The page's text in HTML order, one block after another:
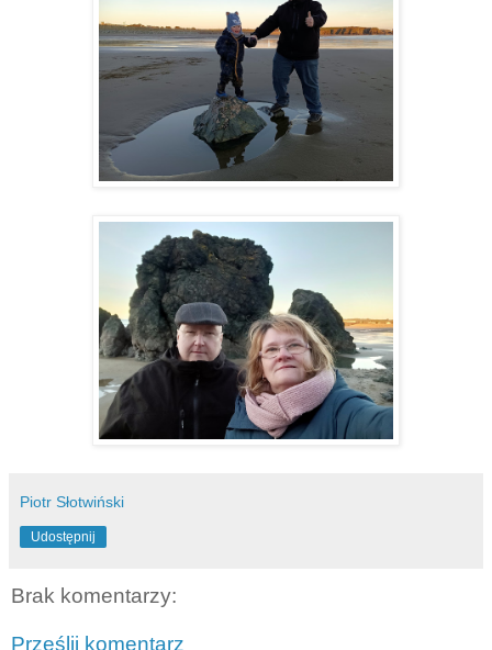
Piotr Słotwiński
Udostępnij
Brak komentarzy:
Prześlij komentarz